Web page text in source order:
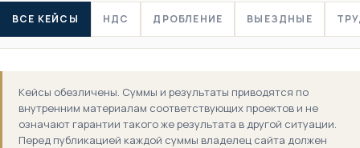
ВСЕ КЕЙСЫ НДС ДРОБЛЕНИЕ ВЫЕЗДНЫЕ
Кейсы обезличены. Суммы и результаты приводятся по
внутренним материалам соответствующих проектов и не
означают гарантии такого же результата в другой ситуации.
Перед публикацией каждой суммы владелец сайта должен